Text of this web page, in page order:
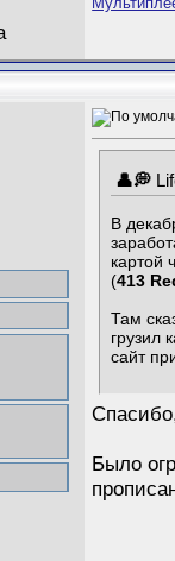
В
картой
(413
Там
грузил
сайт
Было